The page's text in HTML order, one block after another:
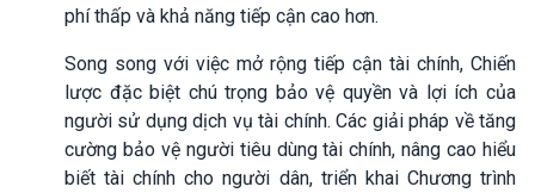
phí thấp và khả năng tiếp cận cao hơn.
Song song với việc mở rộng tiếp cận tài chính, Chiến
lược đặc biệt chú trọng bảo vệ quyền và lợi ích của
người sử dụng dịch vụ tài chính. Các giải pháp về tăng
cường bảo vệ người tiêu dùng tài chính, nâng cao hiểu
biết tài chính cho người dân, triển khai Chương trình